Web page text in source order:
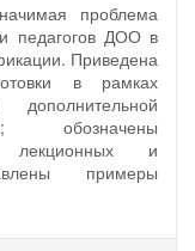
проблема
педагогов ДОО в
Приведена
в рамках
дополнительной
обозначены
лекционных и
примеры